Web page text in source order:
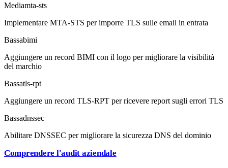
Mediamta-sts
Implementare MTA-STS per imporre TLS sulle email in entrata
Bassabimi
Aggiungere un record BIMI con il logo per migliorare la visibilità
del marchio
Bassatls-rpt
Aggiungere un record TLS-RPT per ricevere report sugli errori TLS
Bassadnssec
Abilitare DNSSEC per migliorare la sicurezza DNS del dominio
Comprendere l'audit aziendale